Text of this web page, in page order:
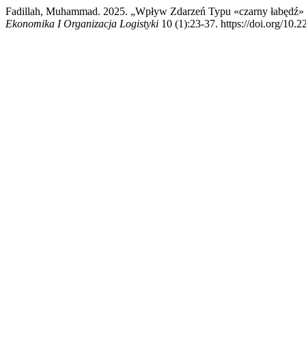
Fadillah, Muhammad. 2025. „Wpływ Zdarzeń Typu «czarny
Ekonomika I Organizacja Logistyki 10 (1):23-37. https://doi.org/